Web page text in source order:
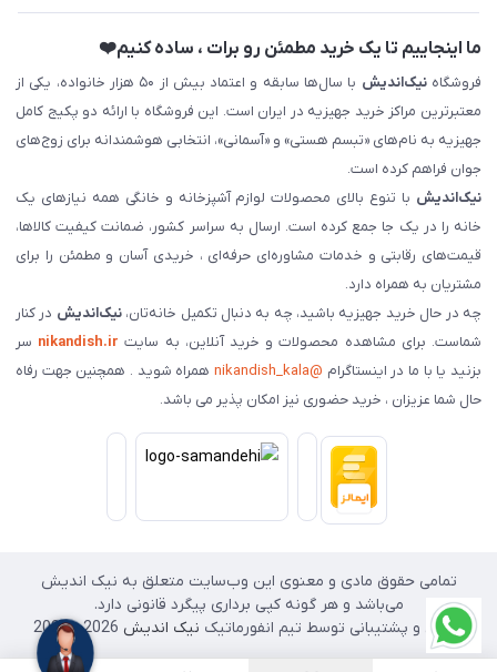
ما اینجاییم تا یک خرید مطمئن رو برات ، ساده کنیم❤️
فروشگاهنیک‌اندیش
با سال‌ها سابقه و اعتماد بیش از ۵۰ هزار خانواده، یکی از
معتبرترین مراکز خرید جهیزیه در ایران است. این فروشگاه با ارائه دو پکیج کامل
جهیزیه به نام‌های «تبسم هستی» و «آسمانی»، انتخابی هوشمندانه برای زوج‌های
جوان فراهم کرده است.
نیک‌اندیش با تنوع بالای محصولات لوازم آشپزخانه و خانگی همه نیازهای یک
خانه را در یک جا جمع کرده است. ارسال به سراسر کشور، ضمانت کیفیت کالاها،
قیمت‌های رقابتی و خدمات مشاوره‌ای حرفه‌ای ، خریدی آسان و مطمئن را برای
مشتریان به همراه دارد.
چه در حال خرید جهیزیه باشید، چه به دنبال تکمیل خانه‌تان،نیک‌اندیش در کنار
شماست. برای مشاهده محصولات و خرید آنلاین، به سایت nikandish.ir سر
بزنید یا با ما در اینستاگرام @nikandish_kala
همراه شوید . همچنین جهت رفاه
حال شما عزیزان ، خرید حضوری نیز امکان پذیر می باشد.
تمامی حقوق مادی و معنوی این وب‌سایت متعلق به نیک اندیش
می‌باشد و هر گونه کپی برداری پیگرد قانونی دارد.
طراحی و پشتیبانی توسط تیم انفورماتیک نیک اندیش 2026 - 2025